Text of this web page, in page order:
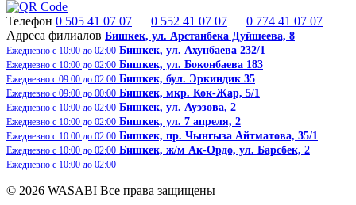
Телефон 0 505 41 07 07 0 552 41 07 07
0 774 41 07 07
Адреса филиалов Бишкек, ​ул. Арстанбека Дуйшеева, 8
Ежедневно с 10:00 до 02:00 Бишкек, ул. Ахунбаева 232/1
Ежедневно с 10:00 до 02:00 Бишкек, ул. Боконбаева 183
Ежедневно с 09:00 до 02:00 Бишкек, бул. Эркиндик 35
Ежедневно с 09:00 до 00:00 Бишкек, ​​мкр. Кок-Жар, 5/1
Ежедневно с 10:00 до 02:00 Бишкек, ул. Ауэзова, 2
Ежедневно с 10:00 до 02:00 Бишкек, ул. 7 апреля, 2
Ежедневно с 10:00 до 02:00 Бишкек, пр. Чынгыза Айтматова, 35/1
Ежедневно с 10:00 до 02:00 Бишкек, ж/м Ак-Ордо, ​ул. Барсбек, 2​
Ежедневно с 10:00 до 02:00
© 2026 WASABI Все права защищены